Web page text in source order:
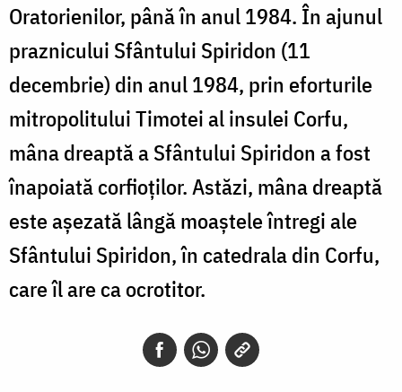
Oratorienilor, până în anul 1984. În ajunul
praznicului Sfântului Spiridon (11
decembrie) din anul 1984, prin eforturile
mitropolitului Timotei al insulei Corfu,
mâna dreaptă a Sfântului Spiridon a fost
înapoiată corfioţilor. Astăzi, mâna dreaptă
este aşezată lângă moaştele întregi ale
Sfântului Spiridon, în catedrala din Corfu,
care îl are ca ocrotitor.